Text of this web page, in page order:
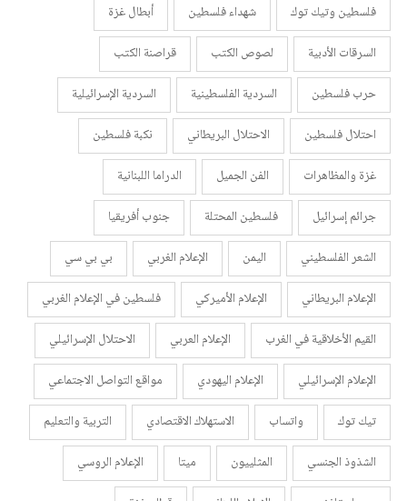
فلسطين وتيك توك
شهداء فلسطين
أبطال غزة
السرقات الأدبية
لصوص الكتب
قراصنة الكتب
حرب فلسطين
السردية الفلسطينية
السردية الإسرائيلية
احتلال فلسطين
الاحتلال البريطاني
نكبة فلسطين
غزة والمظاهرات
الفن الجميل
الدراما اللبنانية
جرائم إسرائيل
فلسطين المحتلة
جنوب أفريقيا
الشعر الفلسطيني
اليمن الإعلام الغربي
بي بي سي
الإعلام البريطاني
الإعلام الأميركي
فلسطين في الإعلام الغربي
القيم الأخلاقية في الغرب
الإعلام العربي
الاحتلال الإسرائيلي
الإعلام الإسرائيلي
الإعلام اليهودي
مواقع التواصل الاجتماعي
تيك توك
واتساب الاستهلاك الاقتصادي
التربية والتعليم
الشذوذ الجنسي
المثلييون ميتا
الإعلام الروسي